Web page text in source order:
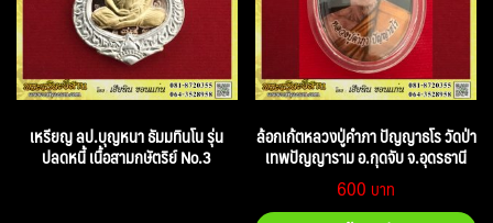
เหรียญ ลป.บุญหนา ธัมมทินโน รุ่น
ปลดหนี้ เนื้อสามกษัตริย์ No.3
ล้อกเก้ตหลวงปู่คำภา ปัญญาธโร วัดป่า
เทพปัญญาราม อ.กุดจับ จ.อุดรธานี
600